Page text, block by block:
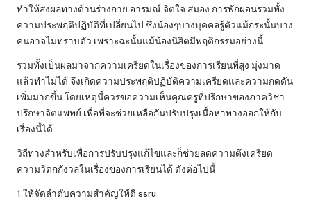
ทำให้ส่งผลทางด้านร่างกาย อารมณ์ จิตใจ สมอง การพักผ่อนรวมทั้ง
ความประพฤติปฏิบัติที่เปลี่ยนไป ซึ่งน้องๆบางบุคคลรู้ตัวแม้กระนั้นบาง
คนอาจไม่ทราบตัว เพราะฉะนั้นแม้น้องนิสิตมีพฤติกรรมอย่างนี้
รวมทั้งเป็นผลมาจากความเครียดในเรื่องของการเรียนที่สูง มุ่งมาด
แล้วทำไม่ได้ จึงเกิดความประพฤติปฏิบัติความเครียดและความกดดัน
เพิ่มมากขึ้น โดยเหตุนี้ควรขอความเห็นคุณครูที่ปรึกษาของภาควิชา
ปรึกษาจิตแพทย์ เพื่อที่จะช่วยเหลือกันปรับปรุงเนื้อหาทางออกให้กับ
เรื่องนี้ได้
วิถีทางสำหรับเพื่อการปรับปรุงแก้ไขและก็ช่วยลดความตึงเครียด
ความวิตกกังวลในเรื่องของการเรียนได้ ดังต่อไปนี้
1.ให้จัดลำดับความสำคัญให้ดี ssru